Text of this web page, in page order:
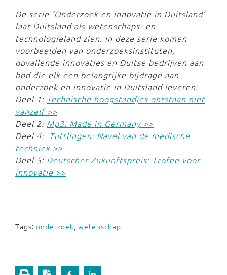
De serie ‘Onderzoek en innovatie in Duitsland’
laat Duitsland als wetenschaps- en
technologieland zien. In deze serie komen
voorbeelden van onderzoeksinstituten,
opvallende innovaties en Duitse bedrijven aan
bod die elk een belangrijke bijdrage aan
onderzoek en innovatie in Duitsland leveren.
Deel 1: Technische hoogstandjes ontstaan niet
vanzelf >>
Deel 2: Mp3: Made in Germany >>
Deel 4: Tuttlingen: Navel van de medische
techniek >>
Deel 5: Deutscher Zukunftspreis: Trofee voor
innovatie >>
Tags: onderzoek, wetenschap